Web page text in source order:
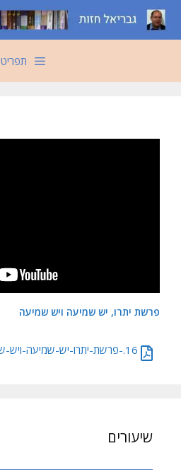
לדלג
לתוכן
תפריט
פרשת יתרו, יש שמיעה ויש שמיעה
16.-פרשת-יתרו-יש-שמיעה-ויש-שמיעה-מאמר.pdf
שיעורים